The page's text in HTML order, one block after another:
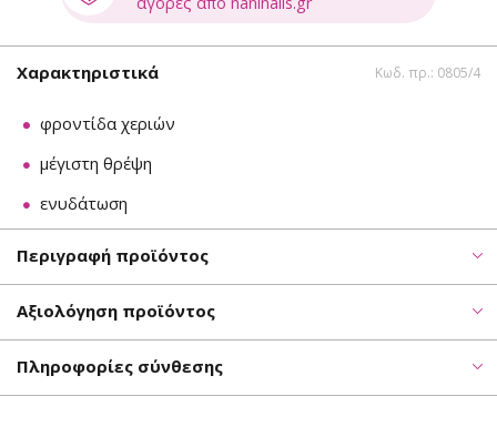
Χαρακτηριστικά Κωδ. πρ.: 0805/4
φροντίδα χεριών
μέγιστη θρέψη
ενυδάτωση
Περιγραφή προϊόντος
Αξιολόγηση προϊόντος
Πληροφορίες σύνθεσης